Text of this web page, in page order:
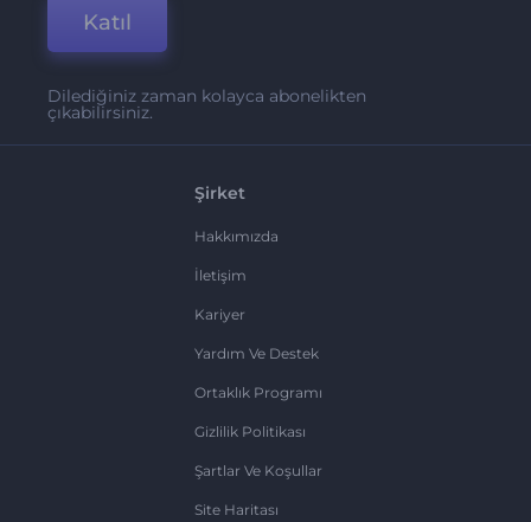
Katıl
Dilediğiniz zaman kolayca abonelikten
çıkabilirsiniz.
Şirket
Hakkımızda
İletişim
Kariyer
Yardım Ve Destek
Ortaklık Programı
Gizlilik Politikası
Şartlar Ve Koşullar
Site Haritası